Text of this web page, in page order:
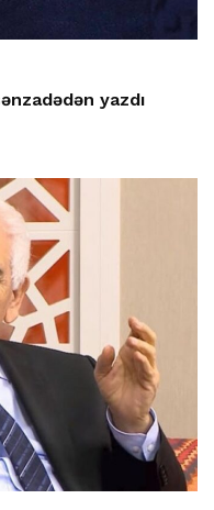
yazdı